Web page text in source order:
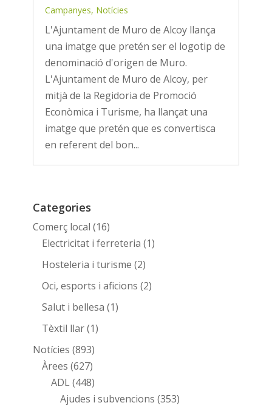
Campanyes, Notícies
L'Ajuntament de Muro de Alcoy llança
una imatge que pretén ser el logotip de
denominació d'origen de Muro.
L'Ajuntament de Muro de Alcoy, per
mitjà de la Regidoria de Promoció
Econòmica i Turisme, ha llançat una
imatge que pretén que es convertisca
en referent del bon...
Categories
Comerç local (16)
Electricitat i ferreteria (1)
Hosteleria i turisme (2)
Oci, esports i aficions (2)
Salut i bellesa (1)
Tèxtil llar(1)
Notícies (893)
Àrees (627)
ADL(448)
Ajudes i subvencions (353)